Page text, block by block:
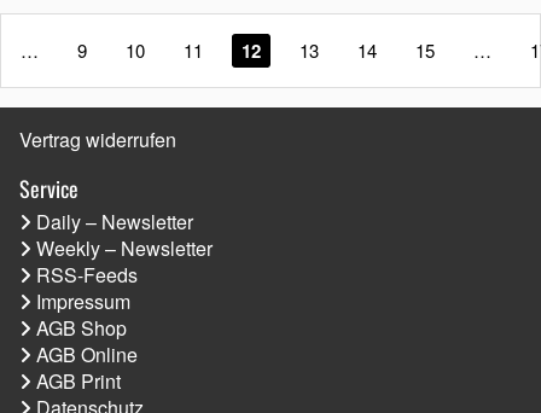
… 9 10 11 12 13 14 15 …
Vertrag widerrufen
Service
Daily – Newsletter
Weekly – Newsletter
RSS-Feeds
Impressum
AGB Shop
AGB Online
AGB Print